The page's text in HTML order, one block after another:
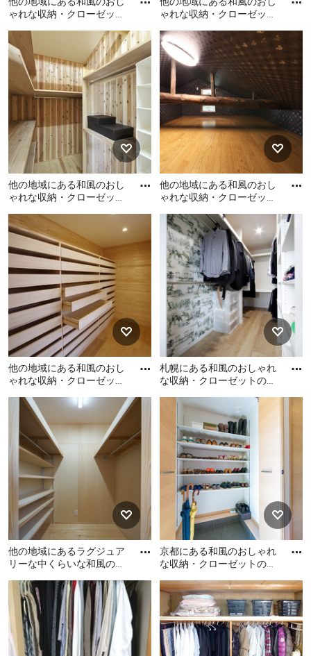
ゃれな収納・クローゼット
他の地域にある和風のおし
ゃれな収納・クローゼット
の写真
ゃれな収納・クローゼット
他の地域にある和風のおし
ゃれな収納・クローゼット
の写真
他の地域にある和風のおし
ゃれな収納・クローゼット
他の地域にある和風のおし
ゃれな収納・クローゼット
の写真
他の地域にある和風のおし
ゃれな収納・クローゼット
他の地域にある和風のおし
ゃれな収納・クローゼット
の写真
他の地域にある和風のおし
ゃれな収納・クローゼット
他の地域にある和風のおし
ゃれな収納・クローゼット
の写真
札幌にある和風のおしゃれ
な収納・クローゼットの写
札幌にある和風のおしゃれ
な収納・クローゼットの写
他の地域にあるラグジュア
リーな中くらいな和風のお
トの写真
他の地域にあるラグジュア
リーな中くらいな和風のお
しゃれな収納・クローゼッ
トの写真
京都にある和風のおしゃれ
な収納・クローゼットの写
京都にある和風のおしゃれ
な収納・クローゼットの写
真